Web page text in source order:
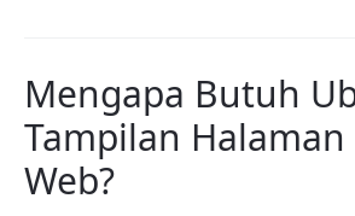
Mengapa Butuh
Tampilan Halaman
Web?